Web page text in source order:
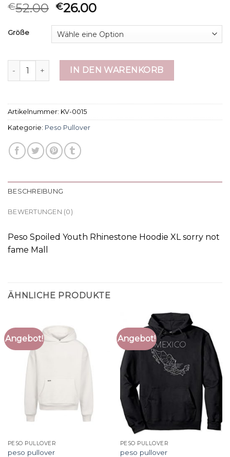
€52.00 €26.00
Größe
peso pullover MengeIN DEN WARENKORB
Artikelnummer: KV-0015
Kategorie: Peso Pullover
BESCHREIBUNG
BEWERTUNGEN (0)
Peso Spoiled Youth Rhinestone Hoodie XL sorry not
fame Mall
ÄHNLICHE PRODUKTE
Angebot!
PESO PULLOVER
peso pullover
Angebot!
PESO PULLOVER
peso pullover